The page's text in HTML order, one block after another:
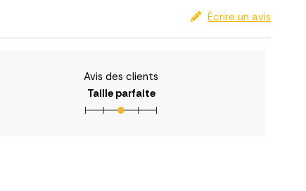
Écrire un avis
Avis des clients
Taille parfaite